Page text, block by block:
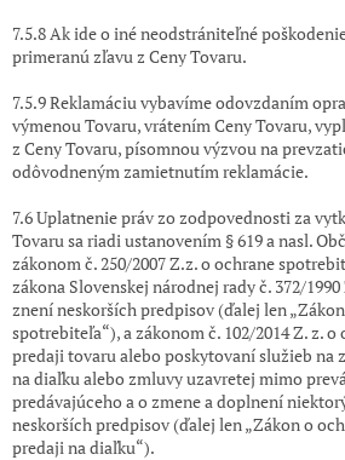
7.5.8 Ak ide o iné neodstrániteľné
primeranú zľavu z Ceny Tovaru.
7.5.9 Reklamáciu vybavíme odovzdaním
výmenou Tovaru, vrátením Ceny Tovaru,
z Ceny Tovaru, písomnou výzvou na
odôvodneným zamietnutím reklamácie.
7.6 Uplatnenie práv zo zodpovednosti za
Tovaru sa riadi ustanovením § 619 a nasl.
zákonom č. 250/2007 Z.z. o ochrane
zákona Slovenskej národnej rady č. 372/
znení neskorších predpisov (ďalej len
spotrebiteľa“), a zákonom č. 102/2014 Z. z.o
predaji tovaru alebo poskytovaní služieb na
na diaľku alebo zmluvy uzavretej mimo
predávajúceho a o zmene a doplnení
neskorších predpisov (ďalej len „Zákon o
predaji na diaľku“).